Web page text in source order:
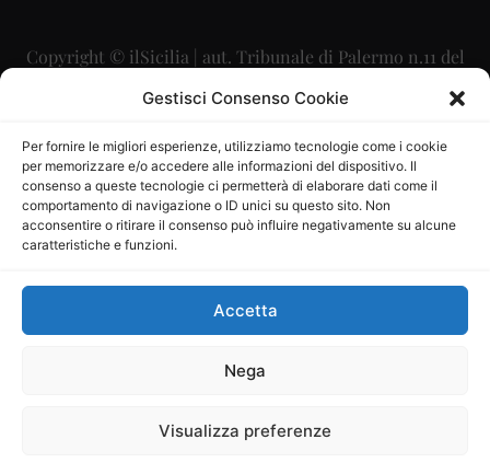
Gestisci Consenso Cookie
Per fornire le migliori esperienze, utilizziamo tecnologie come i cookie
per memorizzare e/o accedere alle informazioni del dispositivo. Il
consenso a queste tecnologie ci permetterà di elaborare dati come il
comportamento di navigazione o ID unici su questo sito. Non
acconsentire o ritirare il consenso può influire negativamente su alcune
caratteristiche e funzioni.
Accetta
Nega
Visualizza preferenze
Copyright © ilSicilia | aut. Tribunale di Palermo n.11 del
29/09/2015
Direttore Editoriale: Maurizio Scaglione
Direttore Responsabile: Maria Calabrese
P.IVA: 06334930820
Mercurio Comunicazione Società Cooperativa a r.l. è
iscritta al Registro degli Operatori di Comunicazione al
Sito gestito daLa Digitale srl–info@ladigitale.it